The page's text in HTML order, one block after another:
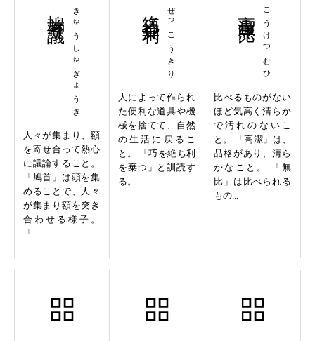
きゅうしゅぎょうぎ
人々が集まり、額
を寄せ合って熱心
に議論すること。
「鳩首」は頭を集
めることで、人々
が集まり額を突き
合わせる様子。
「...
ぜっこうきり
人によって作られ
た便利な道具や機
械を捨てて、自然
の生活に戻るこ
と。 「巧を絶ち利
を棄つ」と訓読す
る。
こうけつむひ
比べるものがない
ほど気高く清らか
で汚れのないこ
と。 「高潔」は、
品格があり、清ら
かなこと。 「無
比」は比べられる
もの...